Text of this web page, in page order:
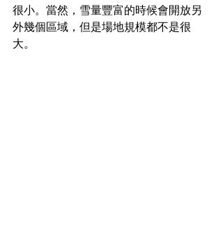
很小。當然，雪量豐富的時候會開放另
外幾個區域，但是場地規模都不是很
大。